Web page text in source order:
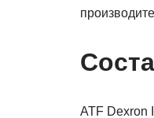
ATF Dexron